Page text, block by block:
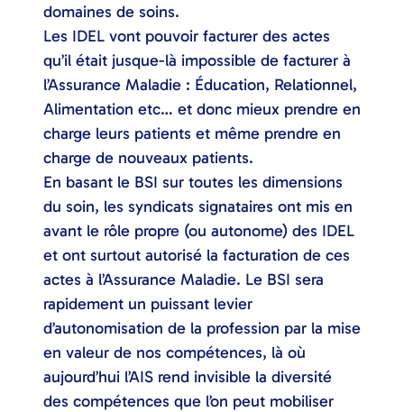
domaines de soins.
Les IDEL vont pouvoir facturer des actes
qu’il était jusque-là impossible de facturer à
l’Assurance Maladie : Éducation, Relationnel,
Alimentation etc… et donc mieux prendre en
charge leurs patients et même prendre en
charge de nouveaux patients.
En basant le BSI sur toutes les dimensions
du soin, les syndicats signataires ont mis en
avant le rôle propre (ou autonome) des IDEL
et ont surtout autorisé la facturation de ces
actes à l’Assurance Maladie. Le BSI sera
rapidement un puissant levier
d’autonomisation de la profession par la mise
en valeur de nos compétences, là où
aujourd’hui l’AIS rend invisible la diversité
des compétences que l’on peut mobiliser